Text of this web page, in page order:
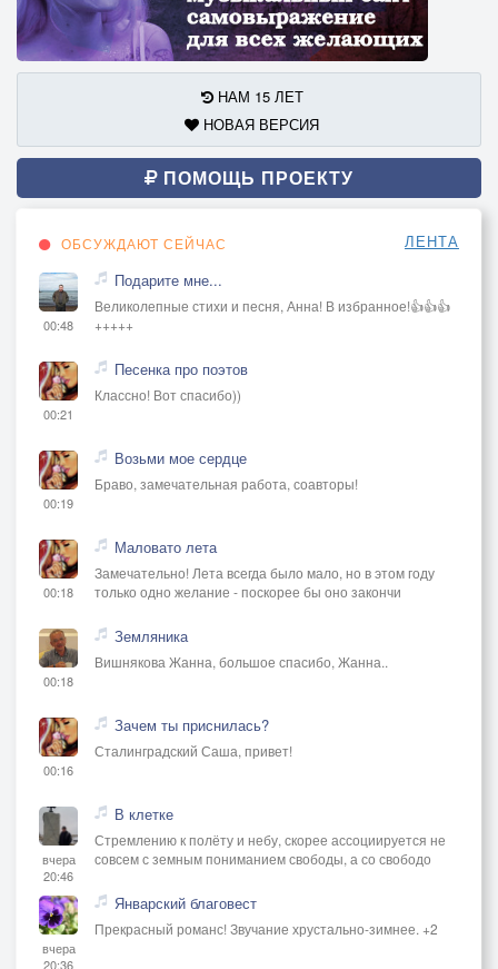
НАМ 15 ЛЕТ
НОВАЯ ВЕРСИЯ
ПОМОЩЬ ПРОЕКТУ
ОБСУЖДАЮТ СЕЙЧАС ЛЕНТА
00:48
Подарите мне...
Великолепные стихи и песня, Анна! В избранное!👍👍👍
+++++
00:21
Песенка про поэтов
Классно! Вот спасибо))
00:19
Возьми мое сердце
Браво, замечательная работа, соавторы!
00:18
Маловато лета
Замечательно! Лета всегда было мало, но в этом году
только одно желание - поскорее бы оно закончи
00:18
Земляника
Вишнякова Жанна, большое спасибо, Жанна..
00:16
Зачем ты приснилась?
Сталинградский Саша, привет!
вчера
20:46
В клетке
Стремлению к полёту и небу, скорее ассоциируется не
совсем с земным пониманием свободы, а со свободо
вчера
20:36
Январский благовест
Прекрасный романс! Звучание хрустально-зимнее. +2